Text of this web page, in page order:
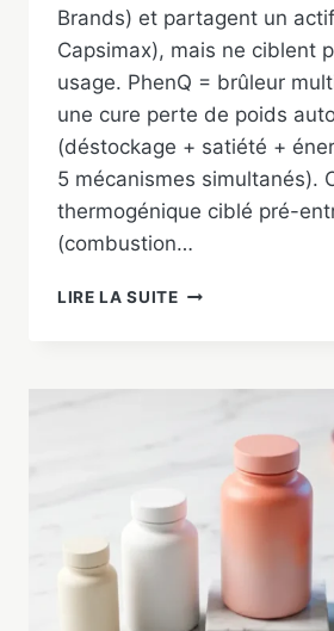
Brands) et partagent un
Capsimax), mais ne ciblent
usage. PhenQ = brûleur
une cure perte de poids
(déstockage + satiété +
5 mécanismes simultanés).
thermogénique ciblé pré-
(combustion…
LIRE LA SUITEPHENQ
LEQUEL
COMPARATIF